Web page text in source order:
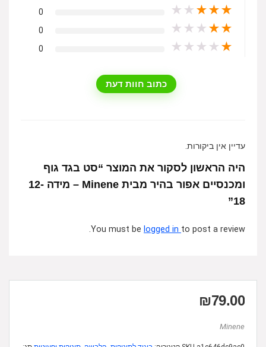
★
★
★
★
★
0
★
★
★
★
★
0
★
★
★
★
★
0
כתוב חוות דעת
עדיין אין ביקורות.
היה הראשון לסקור את המוצר “סט בגד גוף
ומכנסיים אפור בהיר מבית Minene – מידה 12-
18”
You must be logged in to post a review.
₪79.00
Minene